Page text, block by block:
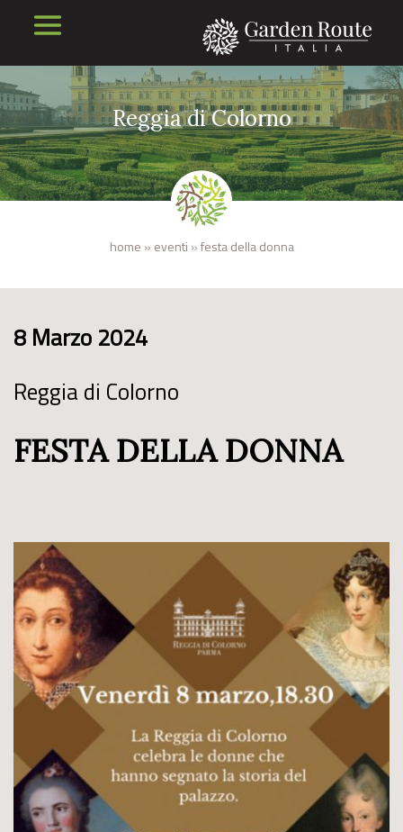
Reggia di Colorno
home » eventi »festa della donna
8 Marzo 2024
Reggia di Colorno
FESTA DELLA DONNA